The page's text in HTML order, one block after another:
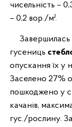
чисельність –
– 0,2 вор./м².
Завершилась
гусениць
опускання їх у
Заселено 27%
пошкоджено у
качанів,
гус./рослину.